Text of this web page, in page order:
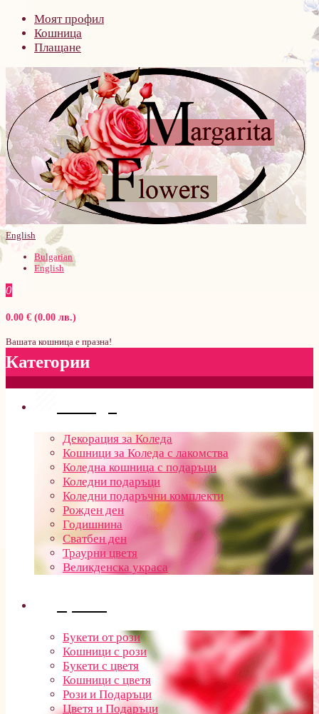
Моят профил
Кошница
Плащане
English
Bulgarian
English
0
0.00 € (0.00 лв.)
Вашата кошница е празна!
Категории
Декорация за Коледа
Кошници за Коледа с лакомства
Коледна кошница с подаръци
Коледни подаръци
Коледни подаръчни комплекти
Рожден ден
Годишнина
Сватбен ден
Траурни цветя
Великденска украса
Букети от рози
Кошници с рози
Букети с цветя
Кошници с цветя
Рози и Подаръци
Цветя и Подаръци